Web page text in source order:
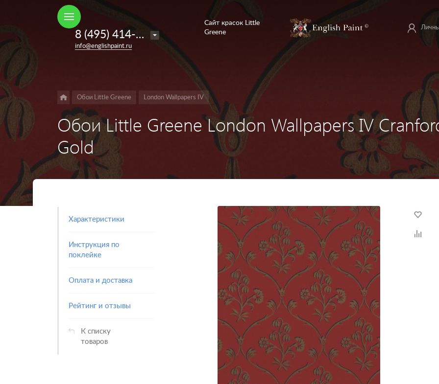
8 (495) 414-35-98
info@englishpaint.ru
Сайт красок Little
Greene
Обои Little Greene London Wallpapers IV
Обои Little Greene London Wallpapers IV
Gold
Характеристики
Инструкция по
поклейке
Оплата и доставка
Рейтинг и отзывы
К списку
товаров